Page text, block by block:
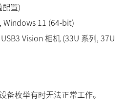
配置)
11 (64-bit)
Vision 相机 (33U 系列, 37U
备枚举有时无法正常工作。